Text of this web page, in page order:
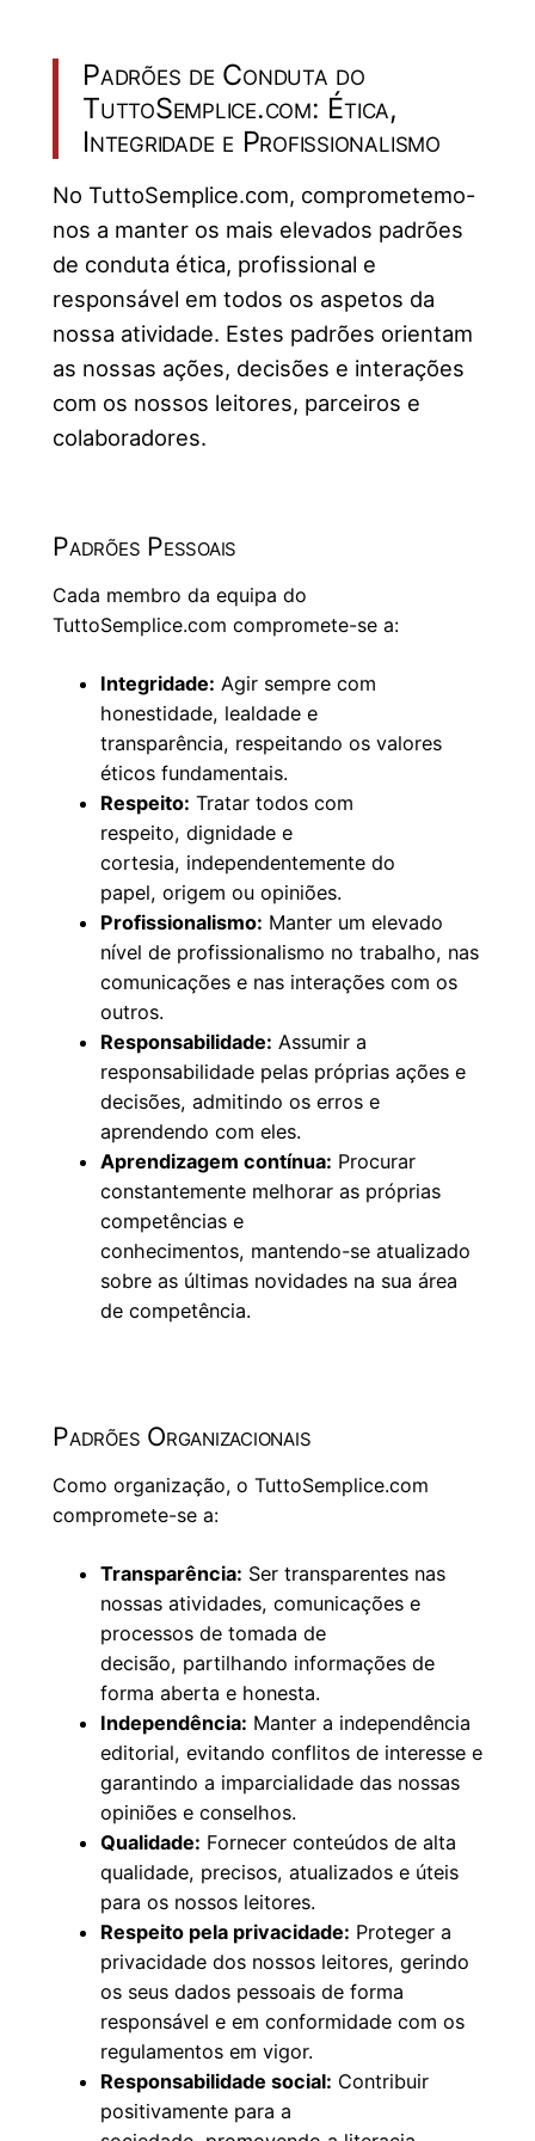
Padrões de Conduta do
TuttoSemplice.com: Ética,
Integridade e Profissionalismo
No TuttoSemplice.com, comprometemo-
nos a manter os mais elevados padrões
de conduta ética, profissional e
responsável em todos os aspetos da
nossa atividade. Estes padrões orientam
as nossas ações, decisões e interações
com os nossos leitores, parceiros e
colaboradores.
Padrões Pessoais
Cada membro da equipa do
TuttoSemplice.com compromete-se a:
Integridade: Agir sempre com
honestidade, lealdade e
transparência, respeitando os valores
éticos fundamentais.
Respeito: Tratar todos com
respeito, dignidade e
cortesia, independentemente do
papel, origem ou opiniões.
Profissionalismo: Manter um elevado
nível de profissionalismo no trabalho, nas
comunicações e nas interações com os
outros.
Responsabilidade: Assumir a
responsabilidade pelas próprias ações e
decisões, admitindo os erros e
aprendendo com eles.
Aprendizagem contínua: Procurar
constantemente melhorar as próprias
competências e
conhecimentos, mantendo-se atualizado
sobre as últimas novidades na sua área
de competência.
Padrões Organizacionais
Como organização, o TuttoSemplice.com
compromete-se a:
Transparência: Ser transparentes nas
nossas atividades, comunicações e
processos de tomada de
decisão, partilhando informações de
forma aberta e honesta.
Independência: Manter a independência
editorial, evitando conflitos de interesse e
garantindo a imparcialidade das nossas
opiniões e conselhos.
Qualidade: Fornecer conteúdos de alta
qualidade, precisos, atualizados e úteis
para os nossos leitores.
Respeito pela privacidade: Proteger a
privacidade dos nossos leitores, gerindo
os seus dados pessoais de forma
responsável e em conformidade com os
regulamentos em vigor.
Responsabilidade social: Contribuir
positivamente para a